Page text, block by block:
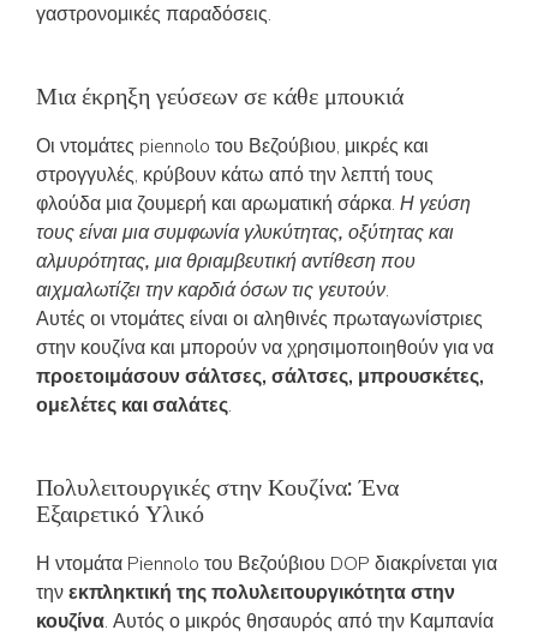
γαστρονομικές παραδόσεις.
Μια έκρηξη γεύσεων σε κάθε μπουκιά
Οι ντομάτες piennolo του Βεζούβιου, μικρές και
στρογγυλές, κρύβουν κάτω από την λεπτή τους
φλούδα μια ζουμερή και αρωματική σάρκα. Η γεύση
τους είναι μια συμφωνία γλυκύτητας, οξύτητας και
αλμυρότητας, μια θριαμβευτική αντίθεση που
αιχμαλωτίζει την καρδιά όσων τις γευτούν.
Αυτές οι ντομάτες είναι οι αληθινές πρωταγωνίστριες
στην κουζίνα και μπορούν να χρησιμοποιηθούν για να
προετοιμάσουν σάλτσες, σάλτσες, μπρουσκέτες,
ομελέτες και σαλάτες.
Πολυλειτουργικές στην Κουζίνα: Ένα
Εξαιρετικό Υλικό
Η ντομάτα Piennolo του Βεζούβιου DOP διακρίνεται για
τηνεκπληκτική της πολυλειτουργικότητα στην
κουζίνα. Αυτός ο μικρός θησαυρός από την Καμπανία